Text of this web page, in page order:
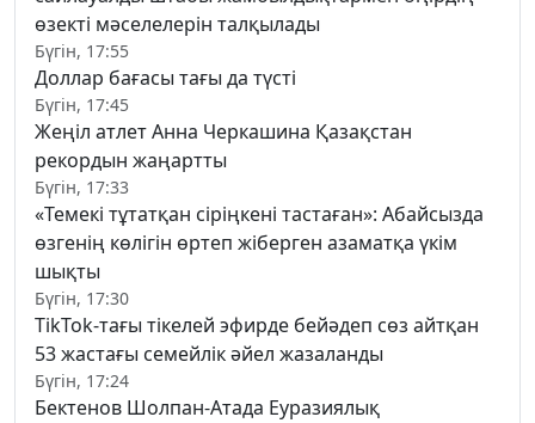
өзекті мәселелерін талқылады
Бүгін, 17:55
Доллар бағасы тағы да түсті
Бүгін, 17:45
Жеңіл атлет Анна Черкашина Қазақстан
рекордын жаңартты
Бүгін, 17:33
«Темекі тұтатқан сіріңкені тастаған»: Абайсызда
өзгенің көлігін өртеп жіберген азаматқа үкім
шықты
Бүгін, 17:30
TikTok-тағы тікелей эфирде бейәдеп сөз айтқан
53 жастағы семейлік әйел жазаланды
Бүгін, 17:24
Бектенов Шолпан-Атада Еуразиялық